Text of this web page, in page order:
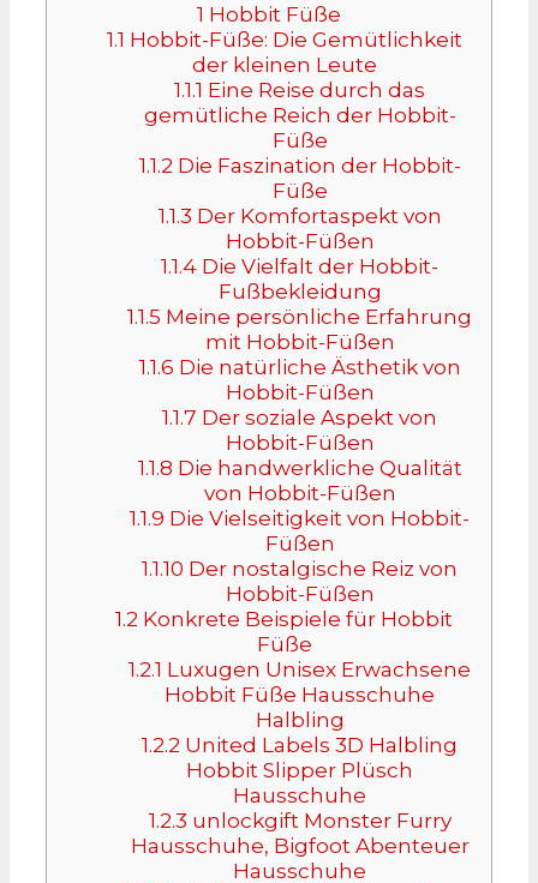
1 Hobbit Füße
1.1 Hobbit-Füße: Die Gemütlichkeit
der kleinen Leute
1.1.1 Eine Reise durch das
gemütliche Reich der Hobbit-
Füße
1.1.2 Die Faszination der Hobbit-
Füße
1.1.3 Der Komfortaspekt von
Hobbit-Füßen
1.1.4 Die Vielfalt der Hobbit-
Fußbekleidung
1.1.5 Meine persönliche Erfahrung
mit Hobbit-Füßen
1.1.6 Die natürliche Ästhetik von
Hobbit-Füßen
1.1.7 Der soziale Aspekt von
Hobbit-Füßen
1.1.8 Die handwerkliche Qualität
von Hobbit-Füßen
1.1.9 Die Vielseitigkeit von Hobbit-
Füßen
1.1.10 Der nostalgische Reiz von
Hobbit-Füßen
1.2 Konkrete Beispiele für Hobbit
Füße
1.2.1 Luxugen Unisex Erwachsene
Hobbit Füße Hausschuhe
Halbling
1.2.2 United Labels 3D Halbling
Hobbit Slipper Plüsch
Hausschuhe
1.2.3 unlockgift Monster Furry
Hausschuhe, Bigfoot Abenteuer
Hausschuhe